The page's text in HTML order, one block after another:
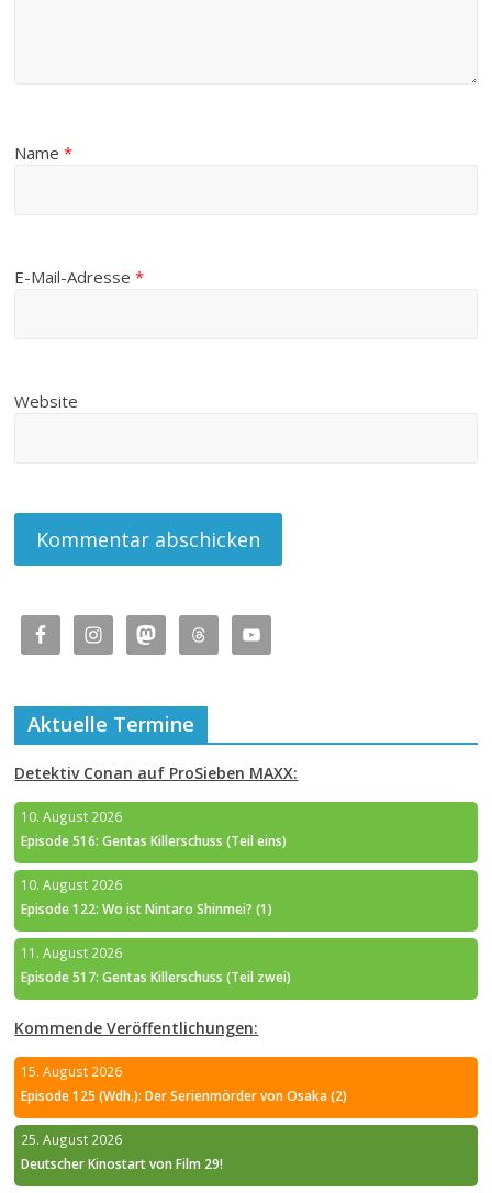
Name*
E-Mail-Adresse*
Website
Aktuelle Termine
Detektiv Conan auf ProSieben MAXX:
10. August 2026
Episode 516: Gentas Killerschuss (Teil eins)
10. August 2026
Episode 122: Wo ist Nintaro Shinmei? (1)
11. August 2026
Episode 517: Gentas Killerschuss (Teil zwei)
Kommende Veröffentlichungen:
15. August 2026
Episode 125 (Wdh.): Der Serienmörder von Osaka (2)
25. August 2026
Deutscher Kinostart von Film 29!